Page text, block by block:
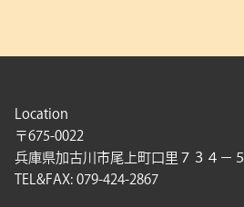
Location
〒675-0022
兵庫県加古川市尾上町口里７３４－５
TEL&FAX: 079-424-2867